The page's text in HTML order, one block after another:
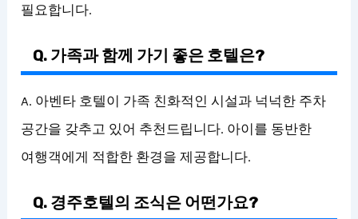
필요합니다.
Q. 가족과 함께 가기 좋은 호텔은?
A. 아벤타 호텔이 가족 친화적인 시설과 넉넉한 주차
공간을 갖추고 있어 추천드립니다. 아이를 동반한
여행객에게 적합한 환경을 제공합니다.
Q. 경주호텔의 조식은 어떤가요?